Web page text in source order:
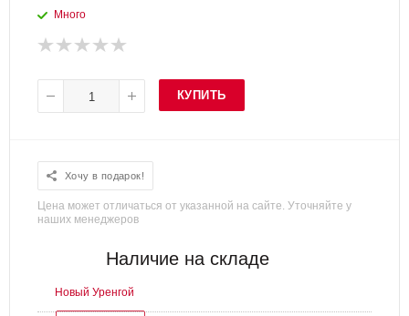
Много
КУПИТЬ
Хочу в подарок!
Цена может отличаться от указанной на сайте. Уточняйте у
наших менеджеров
Наличие на складе
Новый Уренгой